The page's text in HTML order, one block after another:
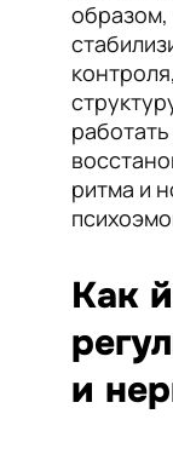
образом,
ритма и
Как
и